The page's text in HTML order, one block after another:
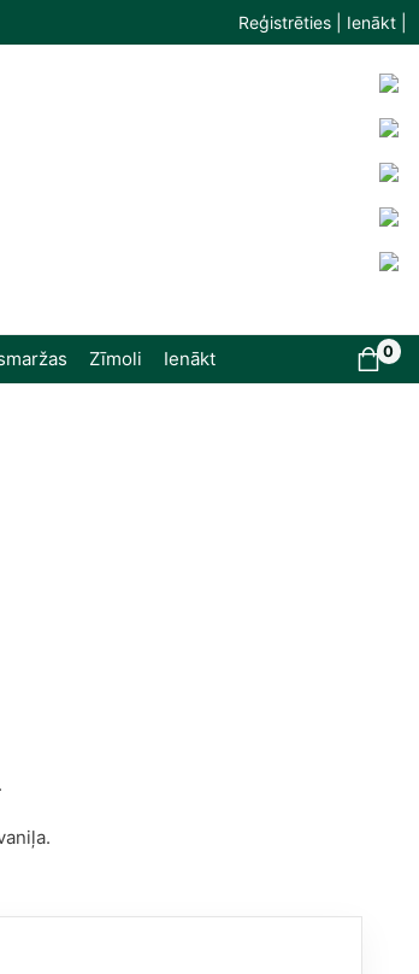
Reģistrēties | Ienākt |
Zīmoli Ienākt 0